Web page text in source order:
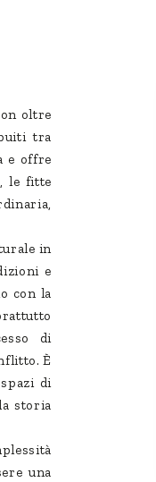
oltre
tra
e offre
le fitte
in
e
con la
di
È
di
storia
una